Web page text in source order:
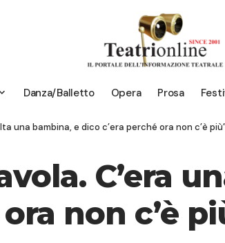
Danza/Balletto Opera Prosa
una bambina, e dico c’era perché ora non c’è
C’era
non c’è